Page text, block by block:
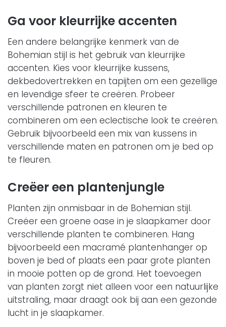
Ga voor kleurrijke accenten
Een andere belangrijke kenmerk van de
Bohemian stijl is het gebruik van kleurrijke
accenten. Kies voor kleurrijke kussens,
dekbedovertrekken en tapijten om een gezellige
en levendige sfeer te creëren. Probeer
verschillende patronen en kleuren te
combineren om een eclectische look te creëren.
Gebruik bijvoorbeeld een mix van kussens in
verschillende maten en patronen om je bed op
te fleuren.
Creëer een plantenjungle
Planten zijn onmisbaar in de Bohemian stijl.
Creëer een groene oase in je slaapkamer door
verschillende planten te combineren. Hang
bijvoorbeeld een macramé plantenhanger op
boven je bed of plaats een paar grote planten
in mooie potten op de grond. Het toevoegen
van planten zorgt niet alleen voor een natuurlijke
uitstraling, maar draagt ook bij aan een gezonde
lucht in je slaapkamer.